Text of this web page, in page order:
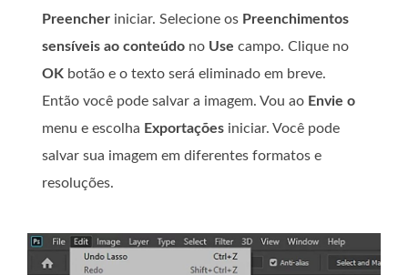
Preencher iniciar. Selecione os Preenchimentos
sensíveis ao conteúdo no Use campo. Clique no
OK botão e o texto será eliminado em breve.
Então você pode salvar a imagem. Vou ao Envie o
menu e escolha Exportações iniciar. Você pode
salvar sua imagem em diferentes formatos e
resoluções.